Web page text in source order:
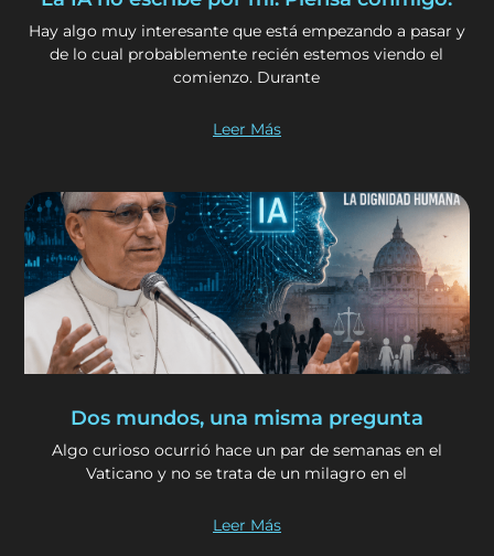
Hay algo muy interesante que está empezando a pasar y
de lo cual probablemente recién estemos viendo el
comienzo. Durante
Leer Más
Dos mundos, una misma pregunta
Algo curioso ocurrió hace un par de semanas en el
Vaticano y no se trata de un milagro en el
Leer Más